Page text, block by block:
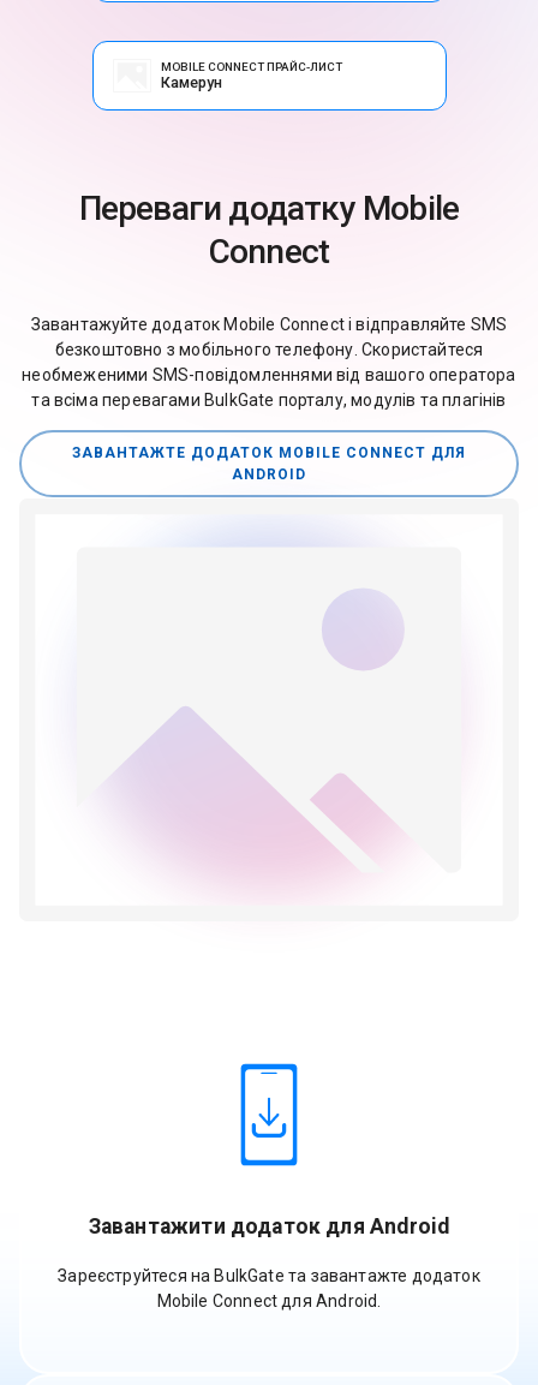
MOBILE CONNECT ПРАЙС-ЛИСТ
Камерун
Переваги додатку Mobile
Connect
Завантажуйте додаток Mobile Connect і відправляйте SMS
безкоштовно з мобільного телефону. Скористайтеся
необмеженими SMS-повідомленнями від вашого оператора
та всіма перевагами BulkGate порталу, модулів та плагінів
ЗАВАНТАЖТЕ ДОДАТОК MOBILE CONNECT ДЛЯ
ANDROID
Завантажити додаток для Android
Зареєструйтеся на BulkGate та завантажте додаток
Mobile Connect для Android.